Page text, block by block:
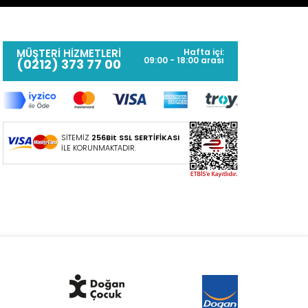
MÜŞTERİ HİZMETLERİ
(0212) 373 77 00
Hafta içi:
09:00 - 18:00 arası
SİTEMİZ 256Bit SSL SERTİFİKASI
İLE KORUNMAKTADIR.